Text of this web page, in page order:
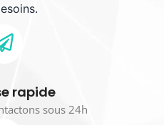
rapide
sous 24h